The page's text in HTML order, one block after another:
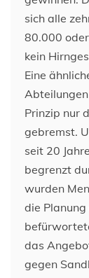
sich alle
80.000
kein
Eine
Prinzip nur
gebremst.
seit 20
begrenzt
wurden
die
das
gegen